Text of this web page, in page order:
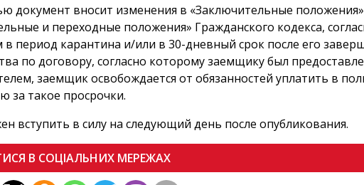
документ вносит изменения в «Заключительные положения»
и переходные положения» Гражданского кодекса,
период карантина и/или в 30-дневный срок после его
по договору, согласно которому заемщику был
заемщик освобождается от обязанностей уплатить в
за такое просрочки.
вступить в силу на следующий день после опубликования.
В СОЦІАЛЬНИХ МЕРЕЖАХ